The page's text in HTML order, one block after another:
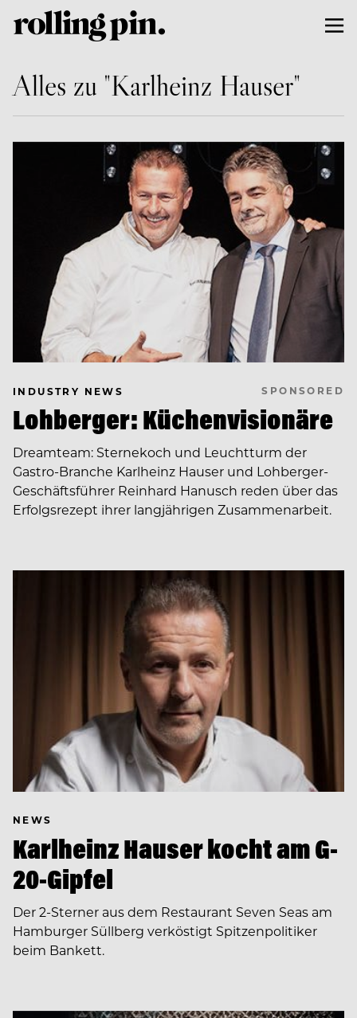
Alles zu "Karlheinz Hauser"
INDUSTRY NEWS SPONSORED
Lohberger: Küchenvisionäre
Dreamteam: Sternekoch und Leuchtturm der
Gastro-Branche Karlheinz Hauser und Lohberger-
Geschäftsführer Reinhard Hanusch reden über das
Erfolgsrezept ihrer langjährigen Zusammenarbeit.
NEWS
Karlheinz Hauser kocht am G-
20-Gipfel
Der 2-Sterner aus dem Restaurant Seven Seas am
Hamburger Süllberg verköstigt Spitzenpolitiker
beim Bankett.